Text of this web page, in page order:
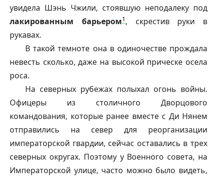
увидела Шэнь Чжили, стоявшую неподалеку под
лакированным барьером1, скрестив руки в
рукавах.
В такой темноте она в одиночестве прождала
невесть сколько, даже на высокой прическе осела
роса.
На северных рубежах полыхал огонь войны.
Офицеры из столичного Дворцового
командования, которые ранее вместе с Ди Нянем
отправились на север для реорганизации
императорской гвардии, сейчас оставались в трех
северных округах. Поэтому у Военного совета, на
Императорской улице, часто можно было видеть,